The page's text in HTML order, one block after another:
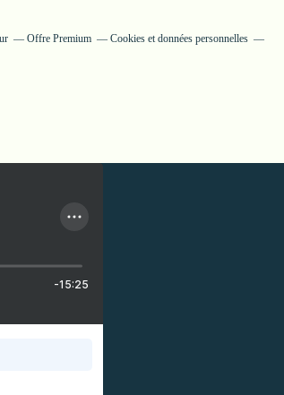
Offre Premium
Cookies et données personnelles
-15:25